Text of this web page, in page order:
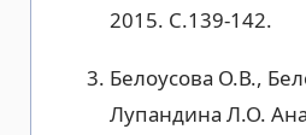
2015. С.139-142.
Белоусова О.В.,
Лупандина Л.О.